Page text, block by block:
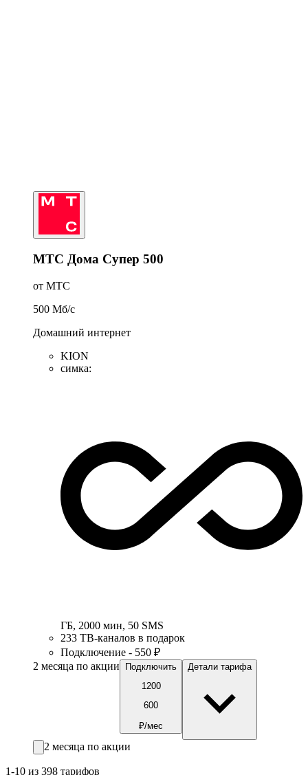
МТС Дома Супер 500
от МТС
500 Мб/c
Домашний интернет
KION
симка:
ГБ, 2000 мин, 50 SMS
233 ТВ-каналов в подарок
Подключение - 550 ₽
2 месяца по акции
Подключить
1200
600
₽/мес
Детали тарифа
2 месяца по акции
1-10 из 398 тарифов